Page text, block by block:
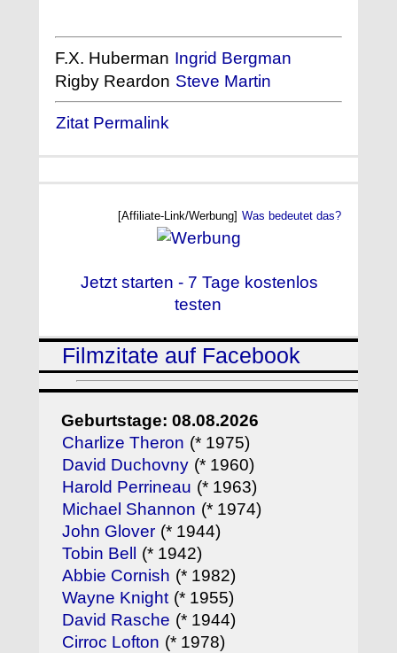
F.X. Huberman Ingrid Bergman
Rigby Reardon Steve Martin
Zitat Permalink
[Affiliate-Link/Werbung] Was bedeutet das?
Jetzt starten - 7 Tage kostenlos
testen
Filmzitate auf Facebook
Geburtstage: 08.08.2026
Charlize Theron (* 1975)
David Duchovny (* 1960)
Harold Perrineau (* 1963)
Michael Shannon (* 1974)
John Glover (* 1944)
Tobin Bell
(* 1942)
Abbie Cornish (* 1982)
Wayne Knight (* 1955)
David Rasche (* 1944)
Cirroc Lofton (* 1978)